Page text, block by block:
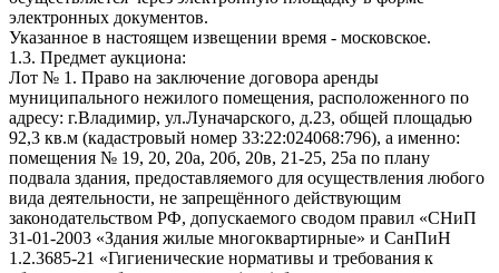
электронных документов.
Указанное в настоящем извещении время - московское.
1.3. Предмет аукциона:
Лот № 1. Право на заключение договора аренды
муниципального нежилого помещения, расположенного по
адресу: г.Владимир, ул.Луначарского, д.23, общей площадью
92,3 кв.м (кадастровый номер 33:22:024068:796), а именно:
помещения № 19, 20, 20а, 20б, 20в, 21-25, 25а по плану
подвала здания, предоставляемого для осуществления любого
вида деятельности, не запрещённого действующим
законодательством РФ, допускаемого сводом правил «СНиП
31-01-2003 «Здания жилые многоквартирные» и СанПиН
1.2.3685-21 «Гигиенические нормативы и требования к